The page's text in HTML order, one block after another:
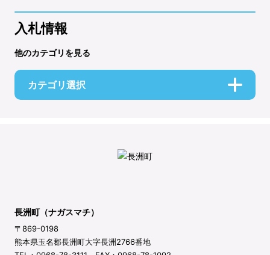
入札情報
他のカテゴリを見る
カテゴリ選択
長洲町（ナガスマチ）
〒869-0198
熊本県玉名郡長洲町大字長洲2766番地